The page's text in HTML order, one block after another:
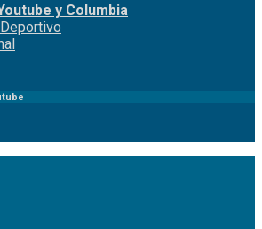
y Columbia
Deportivo